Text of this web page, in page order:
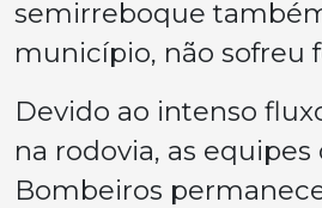
semirreboque
município, não sofreu
Devido ao intenso
na rodovia, as equipes
Bombeiros